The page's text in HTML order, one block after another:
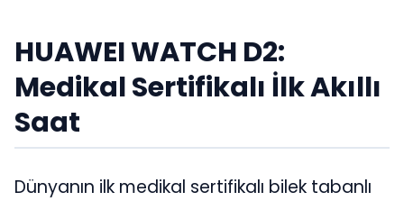
HUAWEI WATCH D2:
Medikal Sertifikalı İlk Akıllı
Saat
Dünyanın ilk medikal sertifikalı bilek tabanlı